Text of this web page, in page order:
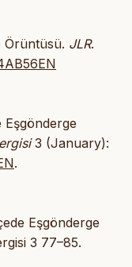
Örüntüsü. JLR.
Eşgönderge
3 (January):
.
Eşgönderge
3 77–85.